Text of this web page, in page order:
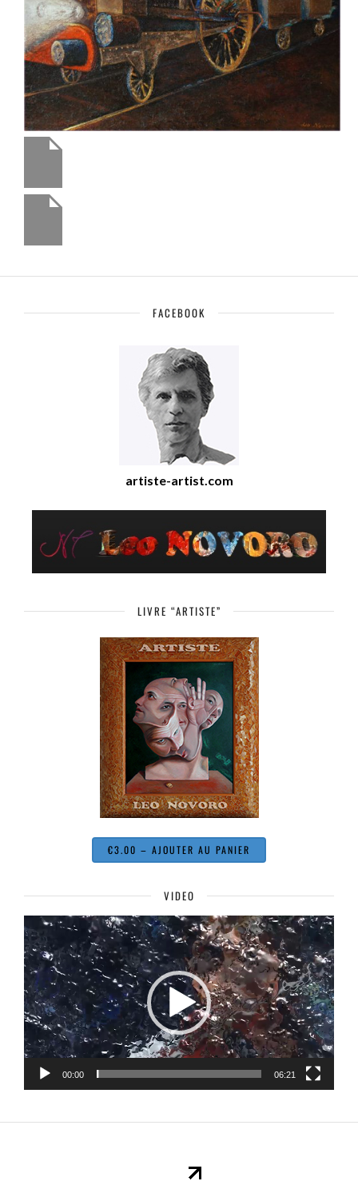
FACEBOOK
artiste-artist.com
LIVRE “ARTISTE”
€3.00 – AJOUTER AU PANIER
VIDEO
Lecteur
vidéo
00:00 06:21